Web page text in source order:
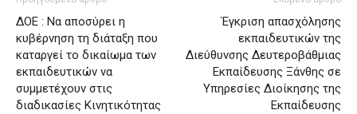
ΔΟΕ : Να αποσύρει η
κυβέρνηση τη διάταξη που
καταργεί το δικαίωμα των
εκπαιδευτικών να
συμμετέχουν στις
διαδικασίες Κινητικότητας
Έγκριση απασχόλησης
εκπαιδευτικών της
Διεύθυνσης Δευτεροβάθμιας
Εκπαίδευσης Ξάνθης σε
Υπηρεσίες Διοίκησης της
Εκπαίδευσης